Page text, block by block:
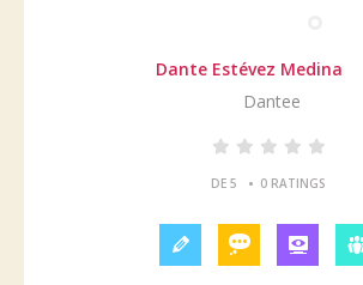
Dante Estévez Medina
Dantee
DE 5 • 0 RATINGS